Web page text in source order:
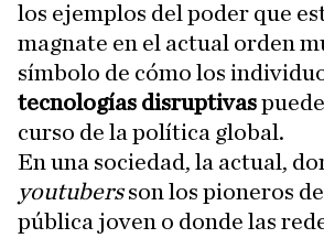
los ejemplos del poder que
magnate en el actual orden
símbolo de cómo los
tecnologías disruptivas
curso de la política global.
En una sociedad, la actual,
youtubersson los pioneros
pública joven o donde las